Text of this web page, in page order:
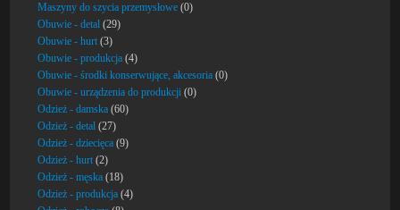
Maszyny do szycia przemysłowe (0)
Obuwie - detal (29)
Obuwie - hurt (3)
Obuwie - produkcja (4)
Obuwie - środki konserwujące, akcesoria (0)
Obuwie - urządzenia do produkcji (0)
Odzież - damska (60)
Odzież - detal (27)
Odzież - dziecięca (9)
Odzież - hurt (2)
Odzież - męska (18)
Odzież - produkcja (4)